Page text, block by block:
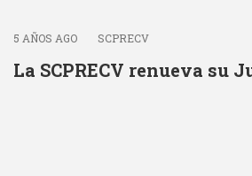
5 AÑOS AGO SCPRECV
La SCPRECV renueva su